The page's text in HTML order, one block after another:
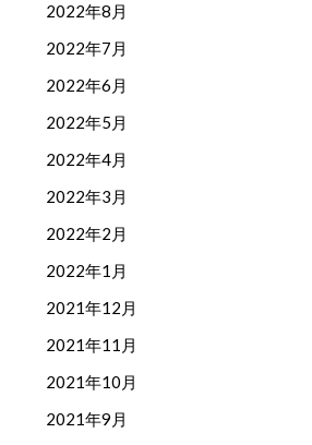
2022年8月
2022年7月
2022年6月
2022年5月
2022年4月
2022年3月
2022年2月
2022年1月
2021年12月
2021年11月
2021年10月
2021年9月